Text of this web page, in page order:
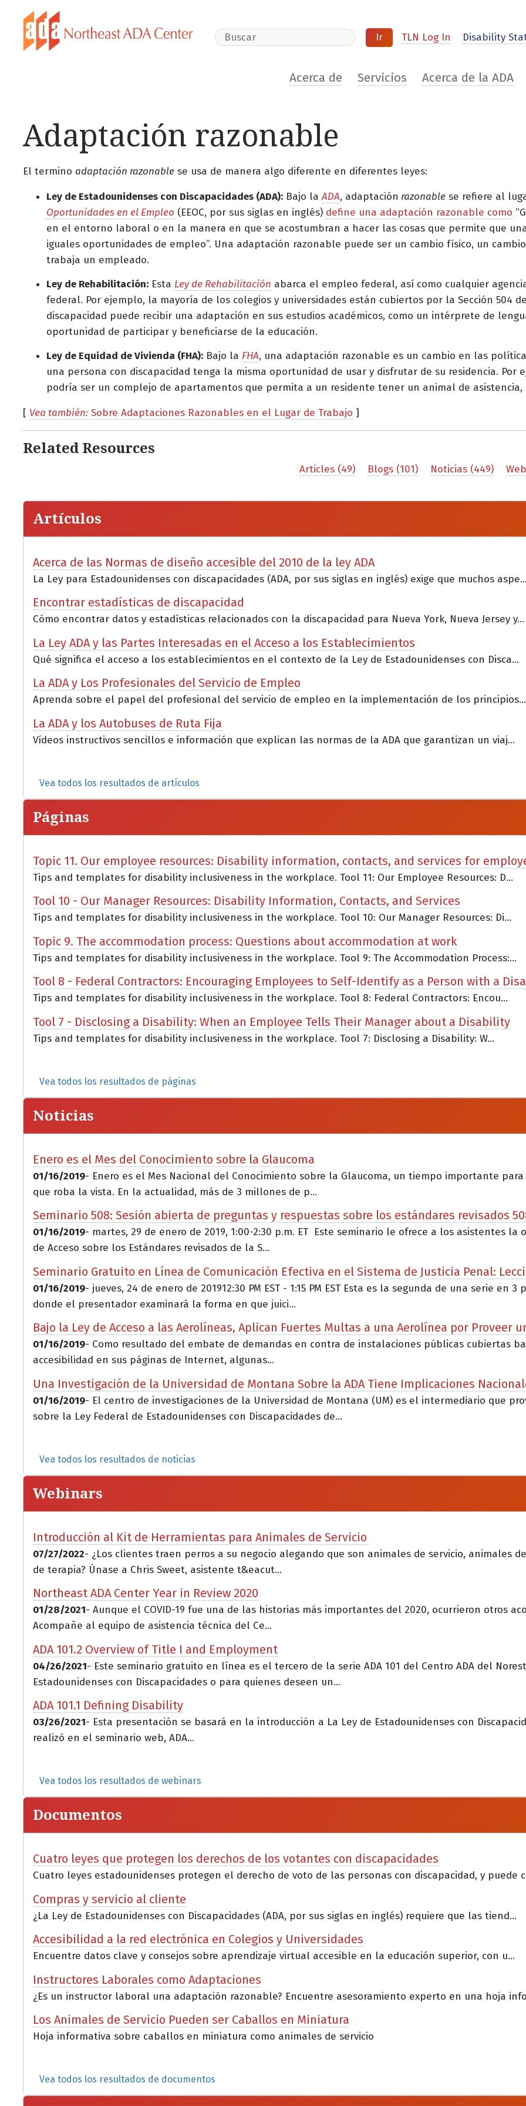
Search Website TLN Log In Disability
Acerca de Servicios Acerca de la ADA
Adaptación razonable
El termino adaptación razonable se usa de manera algo diferente en diferentes leyes:
Ley de Estadounidenses con Discapacidades (ADA): Bajo laADA, adaptación razonable se refiere al
Oportunidades en el Empleo (EEOC, por sus siglas en inglés) define una adaptación razonable como
en el entorno laboral o en la manera en que se acostumbran a hacer las cosas que permite que
iguales oportunidades de empleo”. Una adaptación razonable puede ser un cambio físico, un
trabaja un empleado.
Ley de Rehabilitación: Esta Ley de Rehabilitación abarca el empleo federal, así como cualquier
federal. Por ejemplo, la mayoría de los colegios y universidades están cubiertos por la Sección 504
discapacidad puede recibir una adaptación en sus estudios académicos, como un intérprete de
oportunidad de participar y beneficiarse de la educación.
Ley de Equidad de Vivienda (FHA): Bajo la FHA, una adaptación razonable es un cambio en las
una persona con discapacidad tenga la misma oportunidad de usar y disfrutar de su residencia. Por
podría ser un complejo de apartamentos que permita a un residente tener un animal de
[ Vea también: Sobre Adaptaciones Razonables en el Lugar de Trabajo ]
Related Resources
Articles (49) Blogs (101) Noticias (449)
Artículos
Acerca de las Normas de diseño accesible del 2010 de la ley ADA
La Ley para Estadounidenses con discapacidades (ADA, por sus siglas en inglés) exige que muchos
Encontrar estadísticas de discapacidad
Cómo encontrar datos y estadísticas relacionados con la discapacidad para Nueva York, Nueva Jersey y...
La Ley ADA y las Partes Interesadas en el Acceso a los Establecimientos
Qué significa el acceso a los establecimientos en el contexto de la Ley de Estadounidenses con Disca...
La ADA y Los Profesionales del Servicio de Empleo
Aprenda sobre el papel del profesional del servicio de empleo en la implementación de los principios...
La ADA y los Autobuses de Ruta Fija
Vídeos instructivos sencillos e información que explican las normas de la ADA que garantizan un viaj...
Vea todos los resultados de artículos
Páginas
Topic 11. Our employee resources: Disability information, contacts, and services for
Tips and templates for disability inclusiveness in the workplace. Tool 11: Our Employee Resources: D...
Tool 10 - Our Manager Resources: Disability Information, Contacts, and Services
Tips and templates for disability inclusiveness in the workplace. Tool 10: Our Manager Resources: Di...
Topic 9. The accommodation process: Questions about accommodation at work
Tips and templates for disability inclusiveness in the workplace. Tool 9: The Accommodation Process:...
Tool 8 - Federal Contractors: Encouraging Employees to Self-Identify as a Person with a
Tips and templates for disability inclusiveness in the workplace. Tool 8: Federal Contractors: Encou...
Tool 7 - Disclosing a Disability: When an Employee Tells Their Manager about a Disability
Tips and templates for disability inclusiveness in the workplace. Tool 7: Disclosing a Disability: W...
Vea todos los resultados de páginas
Noticias
Enero es el Mes del Conocimiento sobre la Glaucoma
01/16/2019- Enero es el Mes Nacional del Conocimiento sobre la Glaucoma, un tiempo importante
que roba la vista. En la actualidad, más de 3 millones de p...
Seminario 508: Sesión abierta de preguntas y respuestas sobre los estándares revisados
01/16/2019- martes, 29 de enero de 2019, 1:00-2:30 p.m. ET Este seminario le ofrece a los asistentes
de Acceso sobre los Estándares revisados de la S...
Seminario Gratuito en Línea de Comunicación Efectiva en el Sistema de Justicia Penal:
01/16/2019- jueves, 24 de enero de 201912:30 PM EST - 1:15 PM EST Esta es la segunda de una serie en
donde el presentador examinará la forma en que juici...
Bajo la Ley de Acceso a las Aerolíneas, Aplican Fuertes Multas a una Aerolínea por Proveer
01/16/2019- Como resultado del embate de demandas en contra de instalaciones públicas cubiertas
accesibilidad en sus páginas de Internet, algunas...
Una Investigación de la Universidad de Montana Sobre la ADA Tiene Implicaciones
01/16/2019- El centro de investigaciones de la Universidad de Montana (UM) es el intermediario que
sobre la Ley Federal de Estadounidenses con Discapacidades de...
Vea todos los resultados de noticias
Webinars
Introducción al Kit de Herramientas para Animales de Servicio
07/27/2022- ¿Los clientes traen perros a su negocio alegando que son animales de servicio, animales
de terapia? Únase a Chris Sweet, asistente t&eacut...
Northeast ADA Center Year in Review 2020
01/28/2021- Aunque el COVID-19 fue una de las historias más importantes del 2020, ocurrieron otros
Acompañe al equipo de asistencia técnica del Ce...
ADA 101.2 Overview of Title I and Employment
04/26/2021- Este seminario gratuito en línea es el tercero de la serie ADA 101 del Centro ADA del
Estadounidenses con Discapacidades o para quienes deseen un...
ADA 101.1 Defining Disability
03/26/2021- Esta presentación se basará en la introducción a La Ley de Estadounidenses con
realizó en el seminario web, ADA...
Vea todos los resultados de webinars
Documentos
Cuatro leyes que protegen los derechos de los votantes con discapacidades
Cuatro leyes estadounidenses protegen el derecho de voto de las personas con discapacidad, y puede
Compras y servicio al cliente
¿La Ley de Estadounidenses con Discapacidades (ADA, por sus siglas en inglés) requiere que las tiend...
Accesibilidad a la red electrónica en Colegios y Universidades
Encuentre datos clave y consejos sobre aprendizaje virtual accesible en la educación superior, con u...
Instructores Laborales como Adaptaciones
¿Es un instructor laboral una adaptación razonable? Encuentre asesoramiento experto en una hoja
Los Animales de Servicio Pueden ser Caballos en Miniatura
Hoja informativa sobre caballos en miniatura como animales de servicio
Vea todos los resultados de documentos